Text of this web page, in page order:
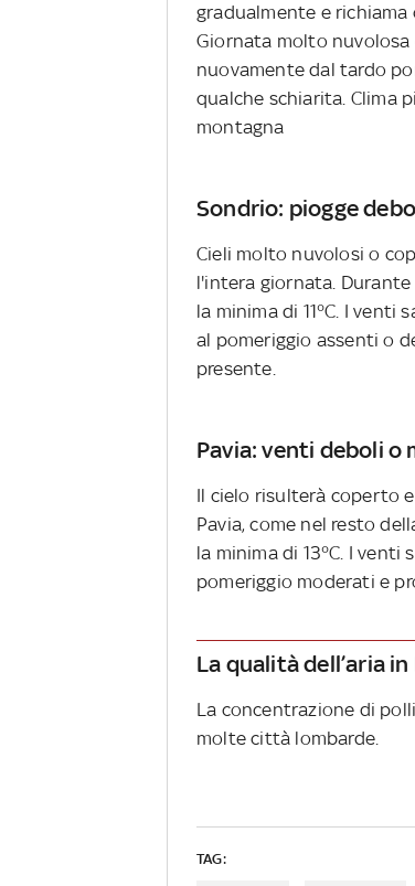
gradualmente e
Giornata molto
nuovamente dal tardo
qualche schiarita. Clima
montagna
Sondrio: piogge
Cieli molto nuvolosi o
l'intera giornata. Durante
la minima di 11°C. I
al pomeriggio assenti o
presente.
Pavia: venti deboli o
Il cielo risulterà coperto
Pavia, come nel resto
la minima di 13°C. I
pomeriggio moderati e
La qualità dell’aria
La concentrazione di
molte città lombarde.
TAG: